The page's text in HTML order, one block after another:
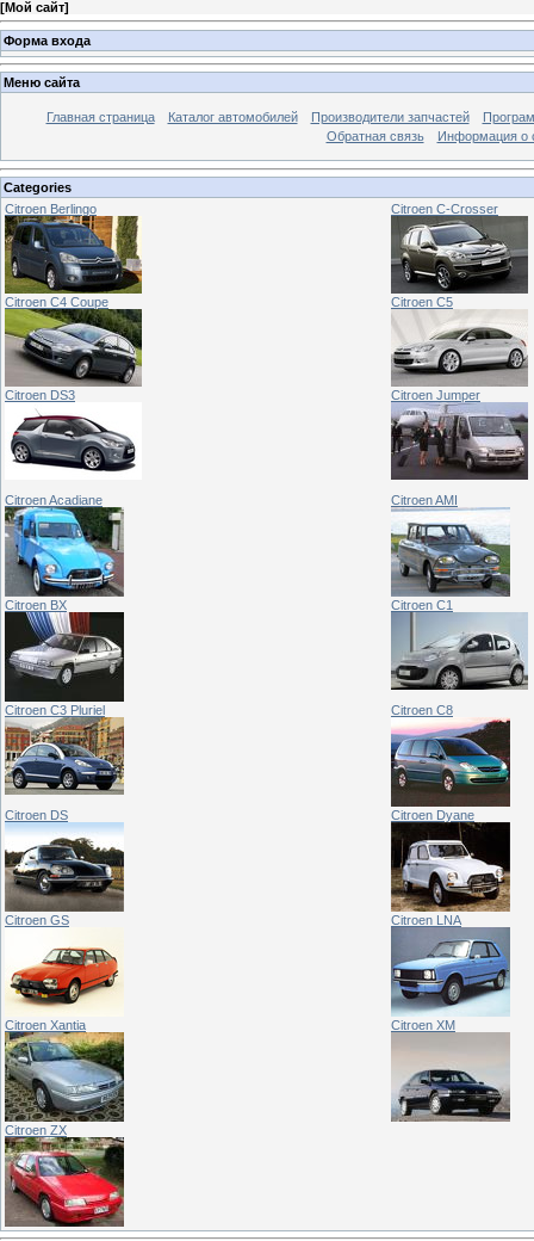
[Мой сайт]
Форма входа
Меню сайта
Главная страница Каталог автомобилей Производители запчастей
Обратная связь
Информация о
Categories
Citroen Berlingo
Citroen C-Crosser
Citroen C4 Coupe Citroen C5
Citroen DS3 Citroen Jumper
Citroen Acadiane Citroen AMI
Citroen BX Citroen C1
Citroen C3 Pluriel Citroen C8
Citroen DS Citroen Dyane
Citroen GS Citroen LNA
Citroen Xantia Citroen XM
Citroen ZX